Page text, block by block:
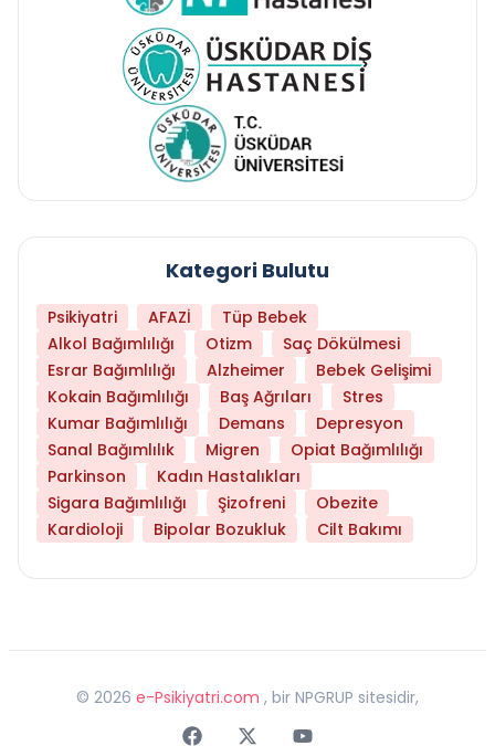
Kategori Bulutu
Psikiyatri AFAZİ
Tüp Bebek
Alkol Bağımlılığı
Otizm
Saç Dökülmesi
Esrar Bağımlılığı
Alzheimer
Bebek Gelişimi
Kokain Bağımlılığı
Baş Ağrıları
Stres
Kumar Bağımlılığı
Demans
Depresyon
Sanal Bağımlılık
Migren
Opiat Bağımlılığı
Parkinson
Kadın Hastalıkları
Sigara Bağımlılığı
Şizofreni
Obezite
Kardioloji
Bipolar Bozukluk Cilt Bakımı
© 2026 e-Psikiyatri.com , bir NPGRUP sitesidir,